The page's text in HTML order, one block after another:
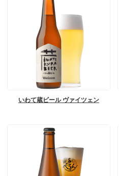
いわて蔵ビール ヴァイツェン